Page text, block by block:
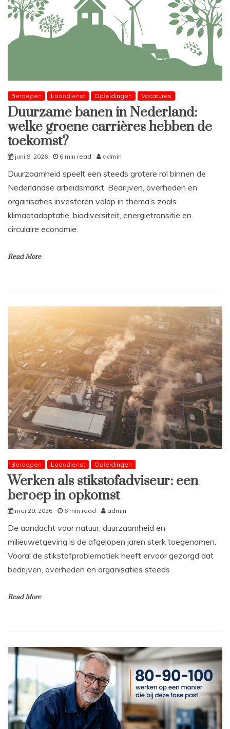
Beroepen Loondienst Opleidingen Vacatures
Duurzame banen in Nederland:
welke groene carrières hebben de
toekomst?
juni 9, 2026 6 min read admin
Duurzaamheid speelt een steeds grotere rol binnen de
Nederlandse arbeidsmarkt. Bedrijven, overheden en
organisaties investeren volop in thema’s zoals
klimaatadaptatie, biodiversiteit, energietransitie en
circulaire economie.
Read More
Beroepen Loondienst Opleidingen
Werken als stikstofadviseur: een
beroep in opkomst
mei 29, 2026 6 min read admin
De aandacht voor natuur, duurzaamheid en
milieuwetgeving is de afgelopen jaren sterk toegenomen.
Vooral de stikstofproblematiek heeft ervoor gezorgd dat
bedrijven, overheden en organisaties steeds
Read More